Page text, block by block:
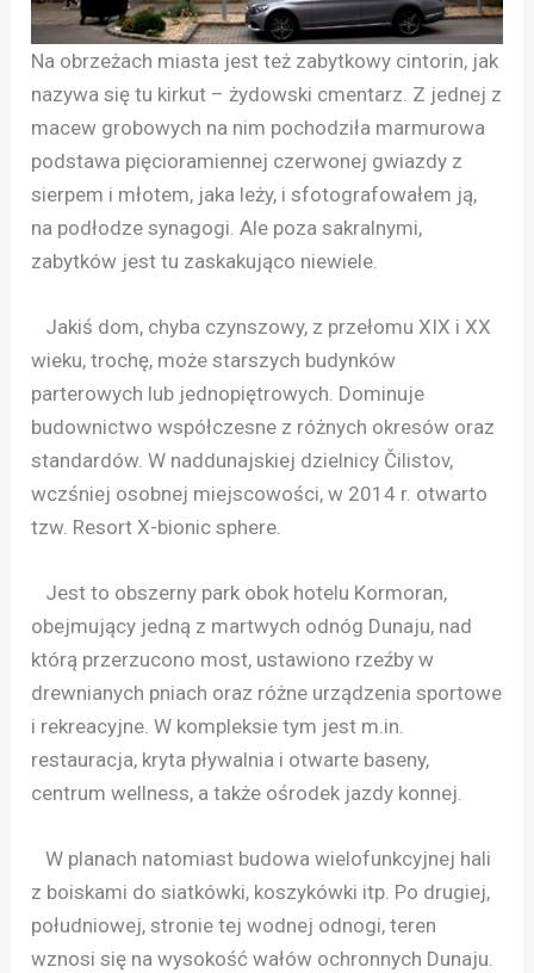
Na obrzeżach miasta jest też zabytkowy cintorin, jak
nazywa się tu kirkut – żydowski cmentarz. Z jednej z
macew grobowych na nim pochodziła marmurowa
podstawa pięcioramiennej czerwonej gwiazdy z
sierpem i młotem, jaka leży, i sfotografowałem ją,
na podłodze synagogi. Ale poza sakralnymi,
zabytków jest tu zaskakująco niewiele.
Jakiś dom, chyba czynszowy, z przełomu XIX i XX
wieku, trochę, może starszych budynków
parterowych lub jednopiętrowych. Dominuje
budownictwo współczesne z różnych okresów oraz
standardów. W naddunajskiej dzielnicy Čilistov,
wczśniej osobnej miejscowości, w 2014 r. otwarto
tzw. Resort X-bionic sphere.
Jest to obszerny park obok hotelu Kormoran,
obejmujący jedną z martwych odnóg Dunaju, nad
którą przerzucono most, ustawiono rzeźby w
drewnianych pniach oraz różne urządzenia sportowe
i rekreacyjne. W kompleksie tym jest m.in.
restauracja, kryta pływalnia i otwarte baseny,
centrum wellness, a także ośrodek jazdy konnej.
W planach natomiast budowa wielofunkcyjnej hali
z boiskami do siatkówki, koszykówki itp. Po drugiej,
południowej, stronie tej wodnej odnogi, teren
wznosi się na wysokość wałów ochronnych Dunaju.